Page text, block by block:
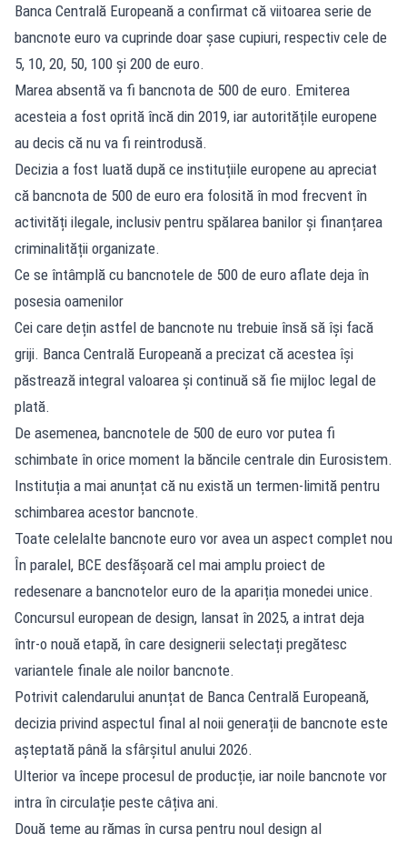
Banca Centrală Europeană a confirmat că viitoarea serie de
bancnote euro va cuprinde doar șase cupiuri, respectiv cele de
5, 10, 20, 50, 100 și 200 de euro.
Marea absentă va fi bancnota de 500 de euro. Emiterea
acesteia a fost oprită încă din 2019, iar autoritățile europene
au decis că nu va fi reintrodusă.
Decizia a fost luată după ce instituțiile europene au apreciat
că bancnota de 500 de euro era folosită în mod frecvent în
activități ilegale, inclusiv pentru spălarea banilor și finanțarea
criminalității organizate.
Ce se întâmplă cu bancnotele de 500 de euro aflate deja în
posesia oamenilor
Cei care dețin astfel de bancnote nu trebuie însă să își facă
griji. Banca Centrală Europeană a precizat că acestea își
păstrează integral valoarea și continuă să fie mijloc legal de
plată.
De asemenea, bancnotele de 500 de euro vor putea fi
schimbate în orice moment la băncile centrale din Eurosistem.
Instituția a mai anunțat că nu există un termen-limită pentru
schimbarea acestor bancnote.
Toate celelalte bancnote euro vor avea un aspect complet nou
În paralel, BCE desfășoară cel mai amplu proiect de
redesenare a bancnotelor euro de la apariția monedei unice.
Concursul european de design, lansat în 2025, a intrat deja
într-o nouă etapă, în care designerii selectați pregătesc
variantele finale ale noilor bancnote.
Potrivit calendarului anunțat de Banca Centrală Europeană,
decizia privind aspectul final al noii generații de bancnote este
așteptată până la sfârșitul anului 2026.
Ulterior va începe procesul de producție, iar noile bancnote vor
intra în circulație peste câțiva ani.
Două teme au rămas în cursa pentru noul design al